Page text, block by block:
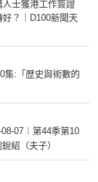
士獲港工作簽證
？｜D100新聞天
集:「歴史與術數的
07︱第44季第10
紹（夫子）